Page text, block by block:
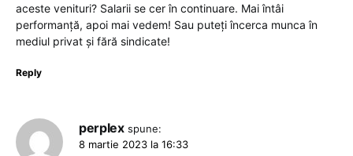
aceste venituri? Salarii se cer în continuare. Mai întâi
performanță, apoi mai vedem! Sau puteți încerca munca în
mediul privat și fără sindicate!
Reply
perplex spune:
8 martie 2023 la 16:33